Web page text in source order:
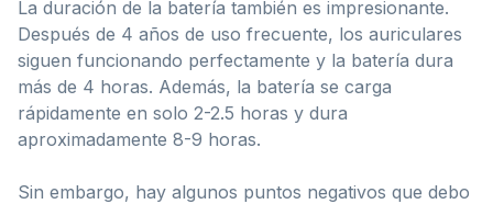
La duración de la batería también es impresionante.
Después de 4 años de uso frecuente, los auriculares
siguen funcionando perfectamente y la batería dura
más de 4 horas. Además, la batería se carga
rápidamente en solo 2-2.5 horas y dura
aproximadamente 8-9 horas.
Sin embargo, hay algunos puntos negativos que debo